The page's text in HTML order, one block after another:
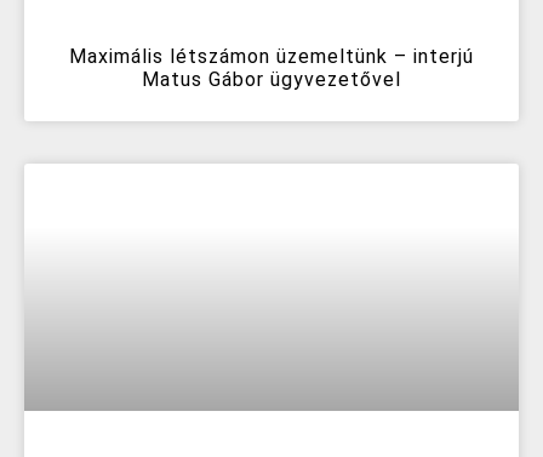
Maximális létszámon üzemeltünk – interjú
Matus Gábor ügyvezetővel